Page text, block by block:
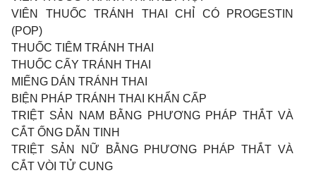
VIÊN THUỐC TRÁNH THAI CHỈ CÓ PROGESTIN
(POP)
THUỐC TIÊM TRÁNH THAI
THUỐC CẤY TRÁNH THAI
MIẾNG DÁN TRÁNH THAI
BIỆN PHÁP TRÁNH THAI KHẨN CẤP
TRIỆT SẢN NAM BẰNG PHƯƠNG PHÁP THẮT VÀ
CẮT ỐNG DẪN TINH
TRIỆT SẢN NỮ BẰNG PHƯƠNG PHÁP THẮT VÀ
CẮT VÒI TỬ CUNG